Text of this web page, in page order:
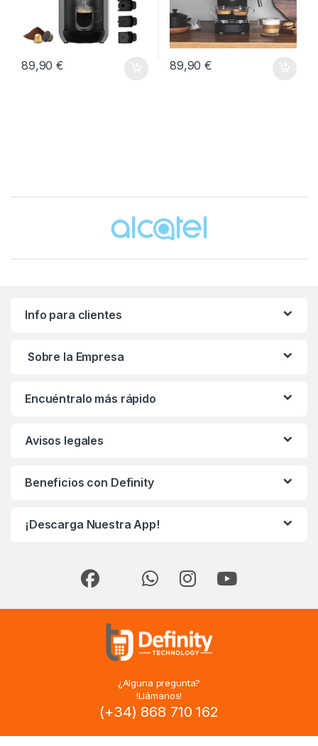
89,90€ 89,90€
Brands Carousel
Info para clientes
Sobre la Empresa
Encuéntralo más rápido
Avisos legales
Beneficios con Definity
¡Descarga Nuestra App!
¿Alguna pregunta?
!Llámanos!
(+34) 868 710 162